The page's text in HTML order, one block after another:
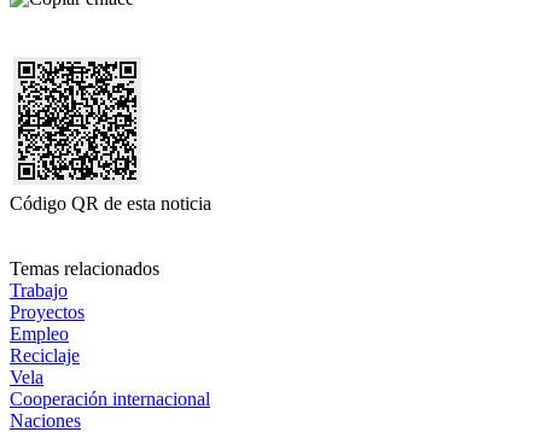
Código QR de esta noticia
Temas relacionados
Trabajo
Proyectos
Empleo
Reciclaje
Vela
Cooperación internacional
Naciones